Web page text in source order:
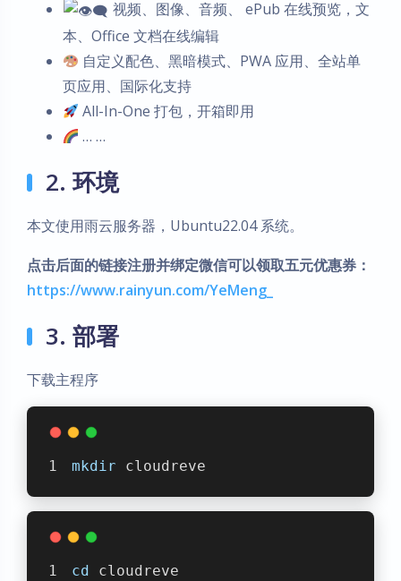
视频、图像、音频、 ePub 在线预览，文
本、Office 文档在线编辑
自定义配色、黑暗模式、PWA 应用、全站单
页应用、国际化支持
All-In-One 打包，开箱即用
… …
2. 环境
本文使用雨云服务器，Ubuntu22.04 系统。
点击后面的链接注册并绑定微信可以领取五元优惠券：
https://www.rainyun.com/YeMeng_
3. 部署
下载主程序
mkdir cloudreve
cd cloudreve